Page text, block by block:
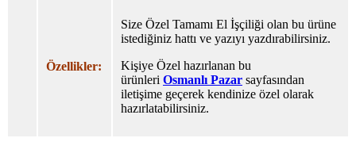
Özellikler:
Size Özel Tamamı El İşçiliği olan bu ürüne
istediğiniz hattı ve yazıyı yazdırabilirsiniz.
Kişiye Özel hazırlanan bu
ürünleri Osmanlı Pazar sayfasından
iletişime geçerek kendinize özel olarak
hazırlatabilirsiniz.